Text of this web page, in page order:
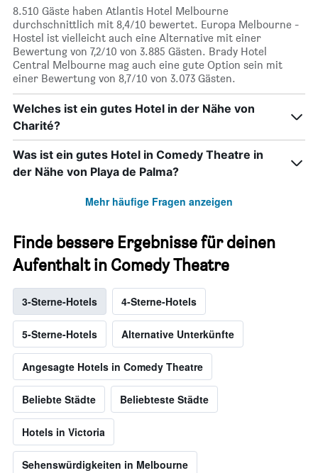
8.510 Gäste haben Atlantis Hotel Melbourne
durchschnittlich mit 8,4/10 bewertet. Europa Melbourne -
Hostel ist vielleicht auch eine Alternative mit einer
Bewertung von 7,2/10 von 3.885 Gästen. Brady Hotel
Central Melbourne mag auch eine gute Option sein mit
einer Bewertung von 8,7/10 von 3.073 Gästen.
Welches ist ein gutes Hotel in der Nähe von
Charité?
Was ist ein gutes Hotel in Comedy Theatre in
der Nähe von Playa de Palma?
Mehr häufige Fragen anzeigen
Finde bessere Ergebnisse für deinen
Aufenthalt in Comedy Theatre
3-Sterne-Hotels 4-Sterne-Hotels
5-Sterne-Hotels Alternative Unterkünfte
Angesagte Hotels in Comedy Theatre
Beliebte Städte Beliebteste Städte
Hotels in Victoria
Sehenswürdigkeiten in Melbourne